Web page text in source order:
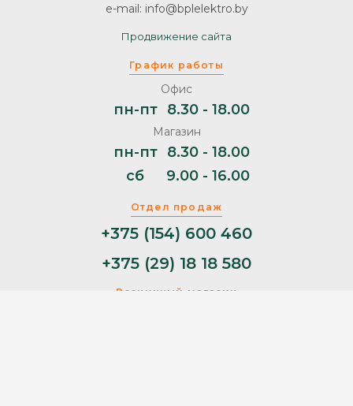
Отдел продаж
+375 (154) 600 460
+375 (29) 18 18 580
Розничный магазин
График работы
Офис
пн-пт 8.30 - 18.00
Магазин
пн-пт
8.30 - 18.00
сб
9.00 - 16.00
e-mail: info@bplelektro.by
Продвижение сайта